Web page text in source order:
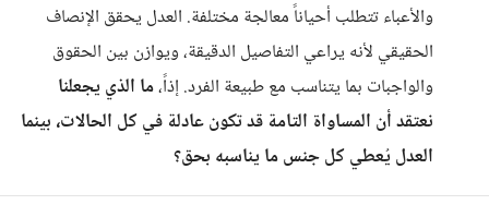
والأعباء تتطلب أحياناً معالجة مختلفة. العدل يحقق الإنصاف
الحقيقي لأنه يراعي التفاصيل الدقيقة، ويوازن بين الحقوق
والواجبات بما يتناسب مع طبيعة الفرد. إذاً،ما الذي يجعلنا
نعتقد أن المساواة التامة قد تكون عادلة في كل الحالات، بينما
العدل يُعطي كل جنس ما يناسبه بحق؟